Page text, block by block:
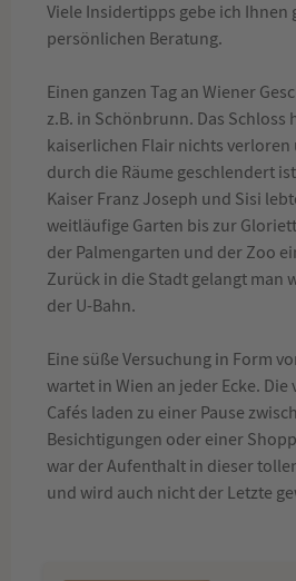
Viele Insidertipps gebe ich Ihnen
persönlichen Beratung.
Einen ganzen Tag an Wiener
z.B. in Schönbrunn. Das Schloss
kaiserlichen Flair nichts verloren
durch die Räume geschlendert
Kaiser Franz Joseph und Sisi
weitläufige Garten bis zur
der Palmengarten und der Zoo
Zurück in die Stadt gelangt man
der U-Bahn.
Eine süße Versuchung in Form
wartet in Wien an jeder Ecke. Die
Cafés laden zu einer Pause
Besichtigungen oder einer
war der Aufenthalt in dieser
und wird auch nicht der Letzte